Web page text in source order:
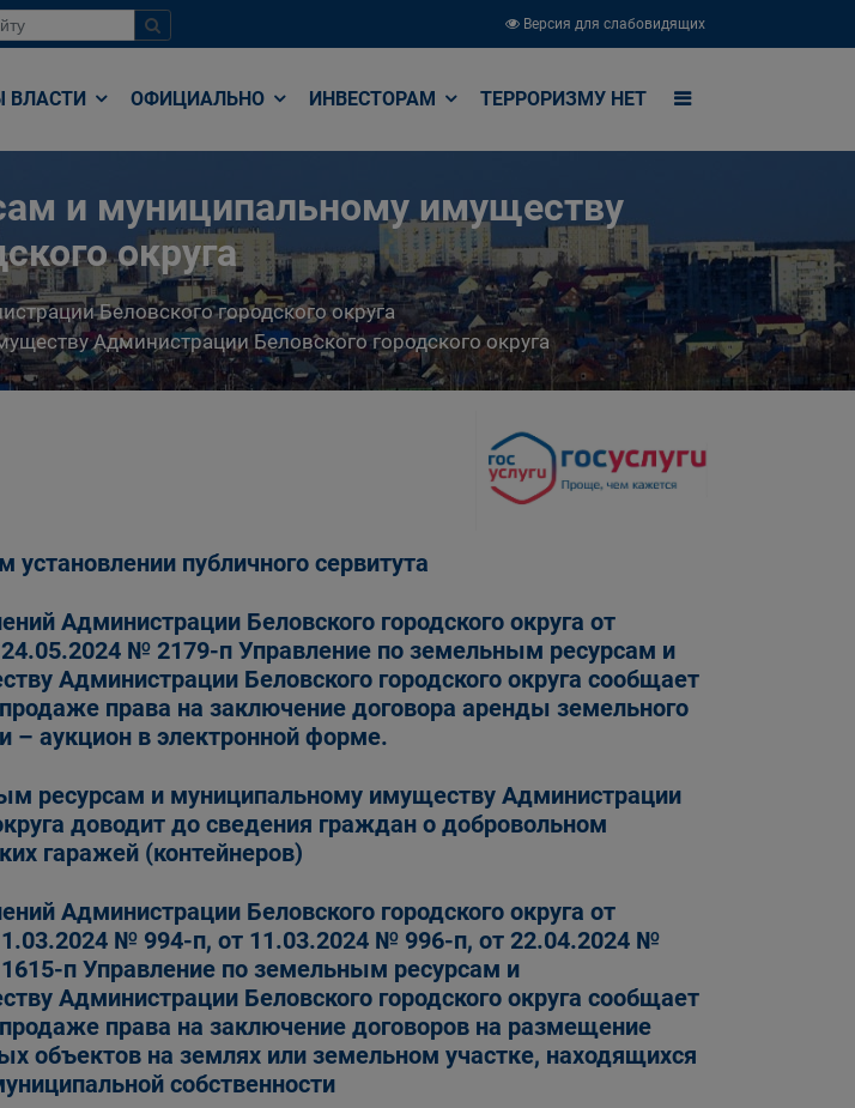
Версия для слабовидящих
ВЛАСТИ ОФИЦИАЛЬНО ИНВЕСТОРАМ ТЕРРОРИЗМУ НЕТ
и муниципальному имуществу
округа
Беловского городского округа
Администрации Беловского городского округа
публичного сервитута
Администрации Беловского городского округа от
№ 2179-п Управление по земельным ресурсам и
Администрации Беловского городского округа сообщает
права на заключение договора аренды земельного
– аукцион в электронной форме.
ресурсам и муниципальному имуществу Администрации
доводит до сведения граждан о добровольном
гаражей (контейнеров)
Администрации Беловского городского округа от
№ 994-п, от 11.03.2024 № 996-п, от 22.04.2024 №
п Управление по земельным ресурсам и
Администрации Беловского городского округа сообщает
права на заключение договоров на размещение
объектов на землях или земельном участке, находящихся
собственности